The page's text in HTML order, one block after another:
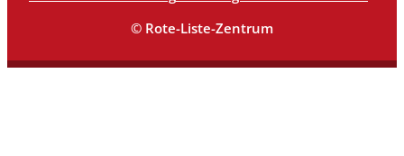
© Rote-Liste-Zentrum